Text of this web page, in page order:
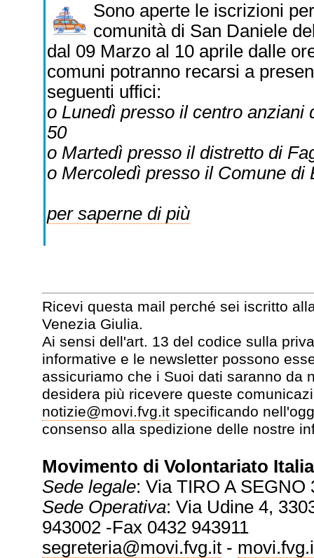
Sono aperte le iscrizioni
comunità di San Daniele
dal 09 Marzo al 10 aprile dalle
comuni potranno recarsi a
seguenti uffici:
o Lunedì presso il centro anziani
50
o Martedì presso il distretto di
o Mercoledì presso il Comune di
per saperne di più
Ricevi questa mail perché sei iscritto
Venezia Giulia.
Ai sensi dell'art. 13 del codice sulla
informative e le newsletter possono
assicuriamo che i Suoi dati saranno da
desidera più ricevere queste
notizie@movi.fvg.itspecificando
consenso alla spedizione delle nostre
Movimento di Volontariato
Sede legale: Via TIRO A SEGNO
Sede Operativa: Via Udine 4,
943002 -Fax 0432 943911
segreteria@movi.fvg.it-